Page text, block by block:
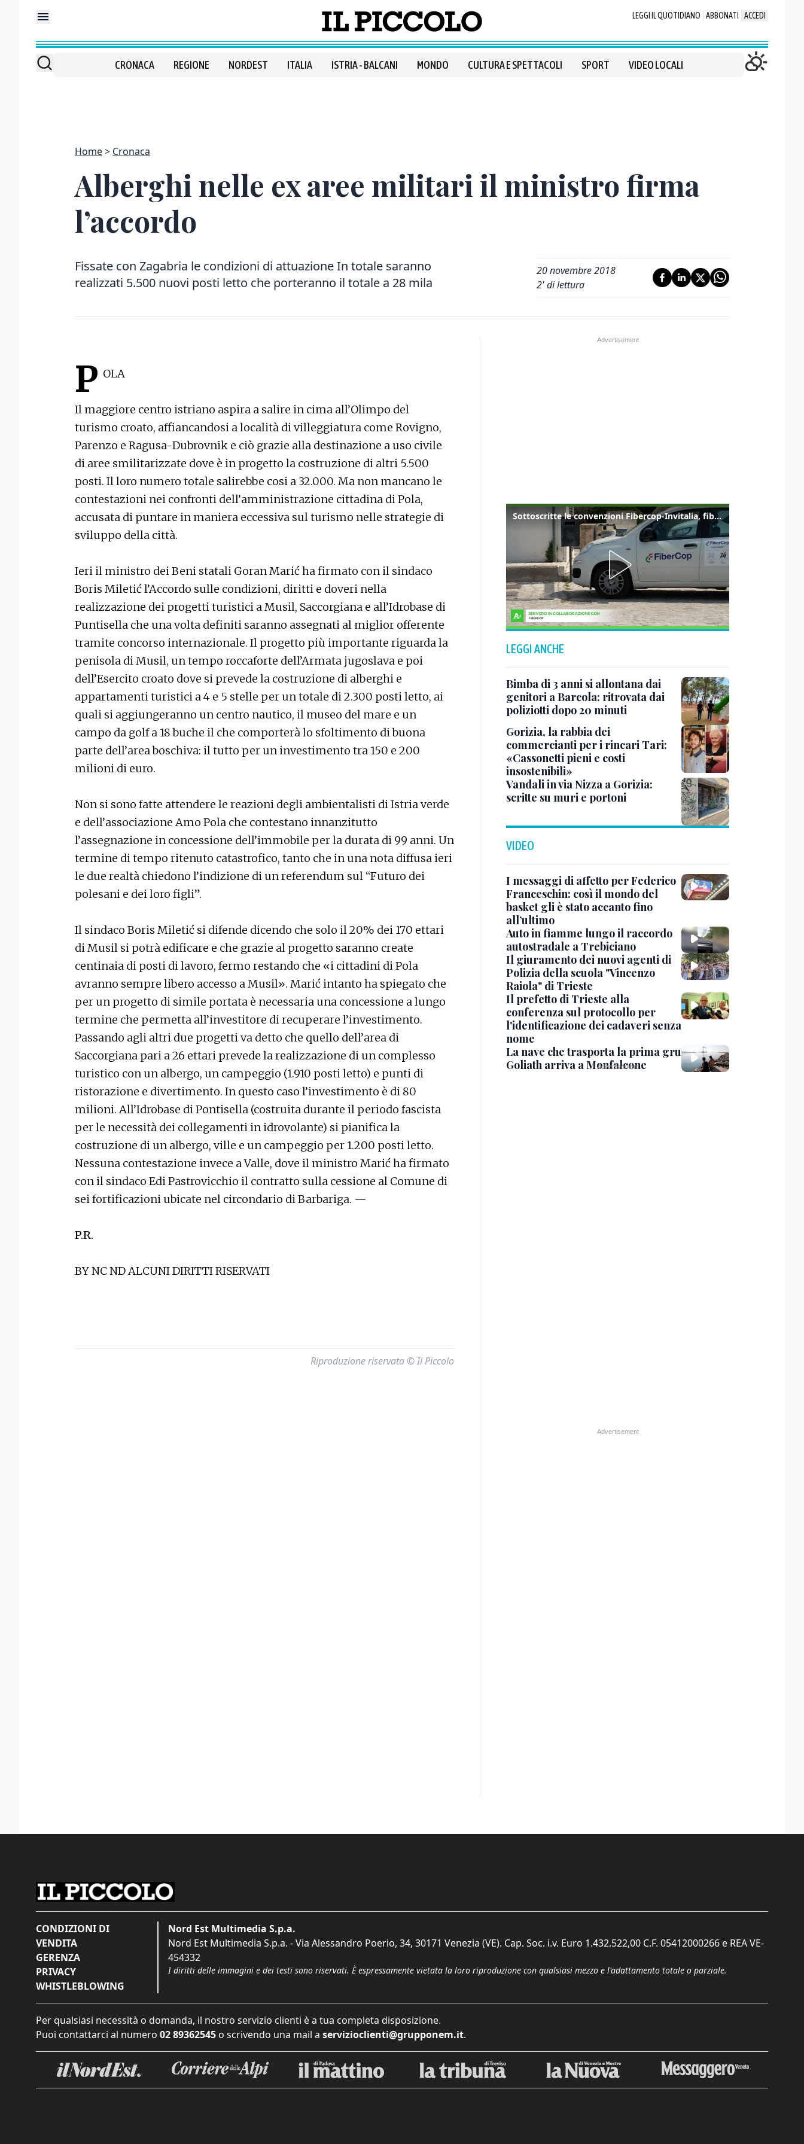
LEGGI IL QUOTIDIANO ABBONATI ACCEDI
CRONACA REGIONE NORDEST ITALIA ISTRIA - BALCANI MONDO CULTURA E SPETTACOLI SPORT VIDEO LOCALI
Home Cronaca
Alberghi nelle ex aree militari il ministro firma
l’accordo
Fissate con Zagabria le condizioni di attuazione In totale saranno
realizzati 5.500 nuovi posti letto che porteranno il totale a 28 mila
20 novembre 2018
2' di lettura
P OLA
Il maggiore centro istriano aspira a salire in cima all’Olimpo del
turismo croato, affiancandosi a località di villeggiatura come Rovigno,
Parenzo e Ragusa-Dubrovnik e ciò grazie alla destinazione a uso civile
di aree smilitarizzate dove è in progetto la costruzione di altri 5.500
posti. Il loro numero totale salirebbe cosi a 32.000. Ma non mancano le
contestazioni nei confronti dell’amministrazione cittadina di Pola,
accusata di puntare in maniera eccessiva sul turismo nelle strategie di
sviluppo della città.
Ieri il ministro dei Beni statali Goran Marić ha firmato con il sindaco
Boris Miletić l’Accordo sulle condizioni, diritti e doveri nella
realizzazione dei progetti turistici a Musil, Saccorgiana e all’Idrobase di
Puntisella che una volta definiti saranno assegnati al miglior offerente
tramite concorso internazionale. Il progetto più importante riguarda la
penisola di Musil, un tempo roccaforte dell’Armata jugoslava e poi
dell’Esercito croato dove si prevede la costruzione di alberghi e
appartamenti turistici a 4 e 5 stelle per un totale di 2.300 posti letto, ai
quali si aggiungeranno un centro nautico, il museo del mare e un
campo da golf a 18 buche il che comporterà lo sfoltimento di buona
parte dell’area boschiva: il tutto per un investimento tra 150 e 200
milioni di euro.
Non si sono fatte attendere le reazioni degli ambientalisti di Istria verde
e dell’associazione Amo Pola che contestano innanzitutto
l’assegnazione in concessione dell’immobile per la durata di 99 anni. Un
termine di tempo ritenuto catastrofico, tanto che in una nota diffusa ieri
le due realtà chiedono l’indizione di un referendum sul “Futuro dei
polesani e dei loro figli”.
Il sindaco Boris Miletić si difende dicendo che solo il 20% dei 170 ettari
di Musil si potrà edificare e che grazie al progetto saranno create
centinaia di posti di lavoro, fermo restando che «i cittadini di Pola
avranno sempre libero accesso a Musil». Marić intanto ha spiegato che
per un progetto di simile portata è necessaria una concessione a lungo
termine che permetta all’investitore di recuperare l’investimento.
Passando agli altri due progetti va detto che quello dell’area di
Saccorgiana pari a 26 ettari prevede la realizzazione di un complesso
turistico con un albergo, un campeggio (1.910 posti letto) e punti di
ristorazione e divertimento. In questo caso l’investimento è di 80
milioni. All’Idrobase di Pontisella (costruita durante il periodo fascista
per le necessità dei collegamenti in idrovolante) si pianifica la
costruzione di un albergo, ville e un campeggio per 1.200 posti letto.
Nessuna contestazione invece a Valle, dove il ministro Marić ha firmato
con il sindaco Edi Pastrovicchio il contratto sulla cessione al Comune di
sei fortificazioni ubicate nel circondario di Barbariga. —
P.R.
BY NC ND ALCUNI DIRITTI RISERVATI
Riproduzione riservata © Il Piccolo
Sottoscritte le convenzioni Fibercop-Invitalia, fibra ottica per 477 mila civici
LEGGI ANCHE
Bimba di 3 anni si allontana dai
genitori a Barcola: ritrovata dai
poliziotti dopo 20 minuti
Gorizia, la rabbia dei
commercianti per i rincari Tari:
«Cassonetti pieni e costi
insostenibili»
Vandali in via Nizza a Gorizia:
scritte su muri e portoni
VIDEO
I messaggi di affetto per Federico
Franceschin: così il mondo del
basket gli è stato accanto fino
all’ultimo
Auto in fiamme lungo il raccordo
autostradale a Trebiciano
Il giuramento dei nuovi agenti di
Polizia della scuola "Vincenzo
Raiola" di Trieste
Il prefetto di Trieste alla
conferenza sul protocollo per
l'identificazione dei cadaveri senza
nome
La nave che trasporta la prima gru
Goliath arriva a Monfalcone
CONDIZIONI DI
VENDITA
GERENZA
PRIVACY
WHISTLEBLOWING
Nord Est Multimedia S.p.a.
Nord Est Multimedia S.p.a. - Via Alessandro Poerio, 34, 30171 Venezia (VE). Cap. Soc. i.v. Euro 1.432.522,00 C.F. 05412000266 e REA VE-
454332
I diritti delle immagini e dei testi sono riservati. È espressamente vietata la loro riproduzione con qualsiasi mezzo e l'adattamento totale o parziale.
Per qualsiasi necessità o domanda, il nostro servizio clienti è a tua completa disposizione.
Puoi contattarci al numero 02 89362545 o scrivendo una mail a servizioclienti@grupponem.it.